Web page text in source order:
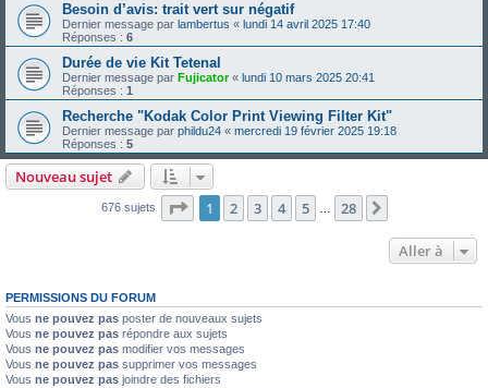
Besoin d’avis: trait vert sur négatif
Dernier message par lambertus « lundi 14 avril 2025 17:40
Réponses : 6
Durée de vie Kit Tetenal
Dernier message par Fujicator« lundi 10 mars 2025 20:41
Réponses : 1
Recherche "Kodak Color Print Viewing Filter Kit"
Dernier message par phildu24 « mercredi 19 février 2025 19:18
Réponses : 5
Nouveau sujet
676 sujets Page 1sur28
1 2 3 4 5 … 28
Aller à
PERMISSIONS DU FORUM
Vous ne pouvez pas poster de nouveaux sujets
Vous ne pouvez pas répondre aux sujets
Vous ne pouvez pas modifier vos messages
Vous ne pouvez pas supprimer vos messages
Vous ne pouvez pas joindre des fichiers